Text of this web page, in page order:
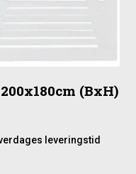
(BxH)
leveringstid